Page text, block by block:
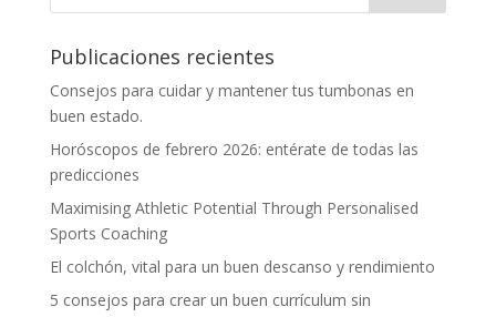
Publicaciones recientes
Consejos para cuidar y mantener tus tumbonas en
buen estado.
Horóscopos de febrero 2026: entérate de todas las
predicciones
Maximising Athletic Potential Through Personalised
Sports Coaching
El colchón, vital para un buen descanso y rendimiento
5 consejos para crear un buen currículum sin